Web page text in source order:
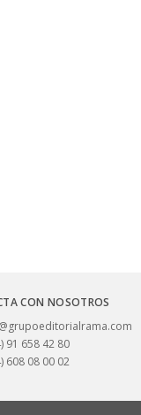
CON NOSOTROS
91 658 42 80
608 08 00 02